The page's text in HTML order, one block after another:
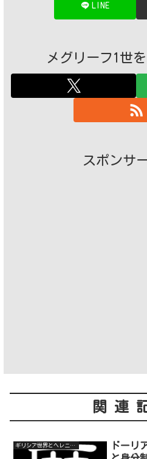
LINE
メグリーフ1世
スポンサ
関連
ギリシア世界とヘレニズム世界
ドーリ